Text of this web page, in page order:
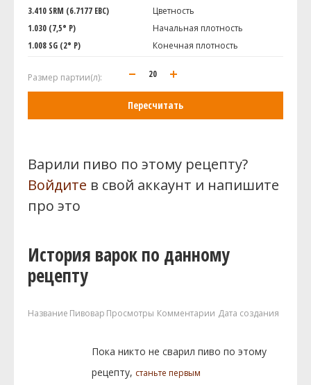
3.410 SRM (6.7177 EBC)
Цветность
1.030 (7,5° P)
Начальная плотность
1.008 SG (2° P)
Конечная плотность
Размер партии(л):
Пересчитать
Варили пиво по этому рецепту?
Войдите в свой аккаунт и напишите
про это
История варок по данному
рецепту
Название Пивовар Просмотры Комментарии Дата создания
Пока никто не сварил пиво по этому
рецепту, станьте первым